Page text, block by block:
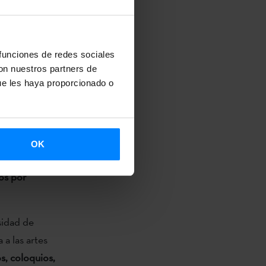
de redes sociales
nuestros partners de
les haya proporcionado o
OK
de
las
por
de
las artes
coloquios,